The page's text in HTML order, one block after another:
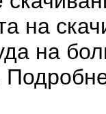
на
на